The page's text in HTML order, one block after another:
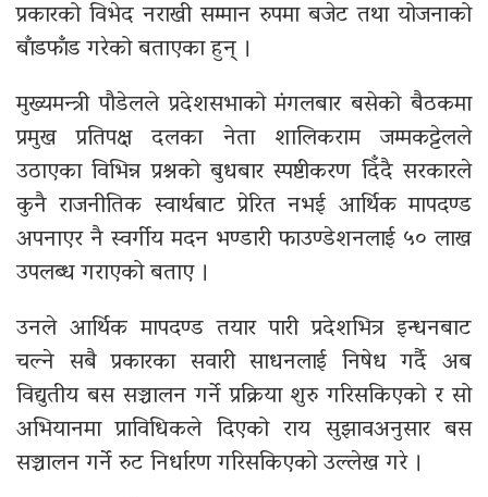
प्रकारको विभेद नराखी सम्मान रुपमा बजेट तथा योजनाको
बाँडफाँड गरेको बताएका हुन् ।
मुख्यमन्त्री पौडेलले प्रदेशसभाको मंगलबार बसेको बैठकमा
प्रमुख प्रतिपक्ष दलका नेता शालिकराम जम्मकट्टेलले
उठाएका विभिन्न प्रश्नको बुधबार स्पष्टीकरण दिँदै सरकारले
कुनै राजनीतिक स्वार्थबाट प्रेरित नभई आर्थिक मापदण्ड
अपनाएर नै स्वर्गीय मदन भण्डारी फाउण्डेशनलाई ५० लाख
उपलब्ध गराएको बताए ।
उनले आर्थिक मापदण्ड तयार पारी प्रदेशभित्र इन्धनबाट
चल्ने सबै प्रकारका सवारी साधनलाई निषेध गर्दै अब
विद्युतीय बस सञ्चालन गर्ने प्रक्रिया शुरु गरिसकिएको र सो
अभियानमा प्राविधिकले दिएको राय सुझावअनुसार बस
सञ्चालन गर्ने रुट निर्धारण गरिसकिएको उल्लेख गरे ।